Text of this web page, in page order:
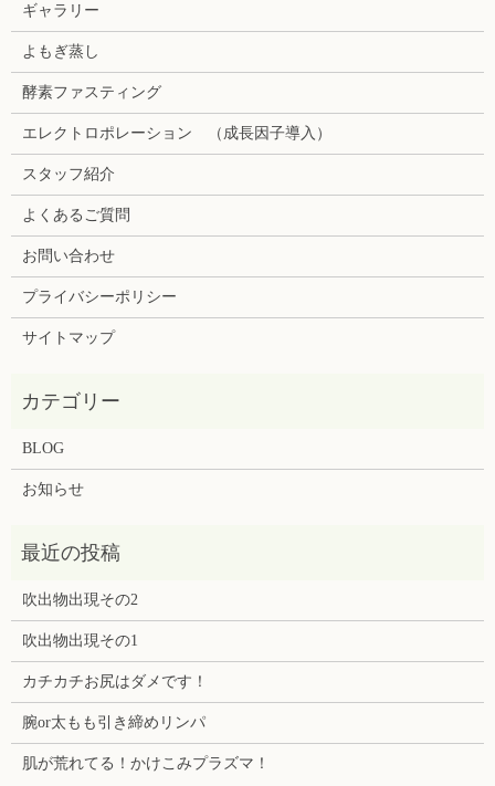
ギャラリー
よもぎ蒸し
酵素ファスティング
エレクトロポレーション （成長因子導入）
スタッフ紹介
よくあるご質問
お問い合わせ
プライバシーポリシー
サイトマップ
BLOG
お知らせ
吹出物出現その2
吹出物出現その1
カチカチお尻はダメです！
腕or太もも引き締めリンパ
肌が荒れてる！かけこみプラズマ！